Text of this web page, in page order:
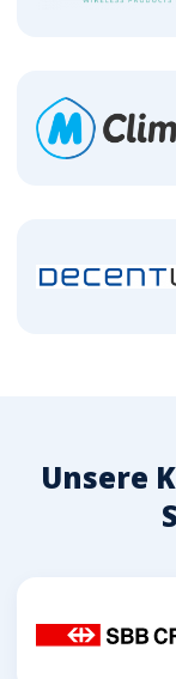
Unsere